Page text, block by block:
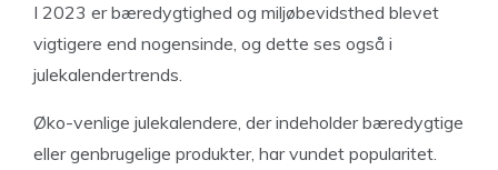
I 2023 er bæredygtighed og miljøbevidsthed blevet
vigtigere end nogensinde, og dette ses også i
julekalendertrends.
Øko-venlige julekalendere, der indeholder bæredygtige
eller genbrugelige produkter, har vundet popularitet.